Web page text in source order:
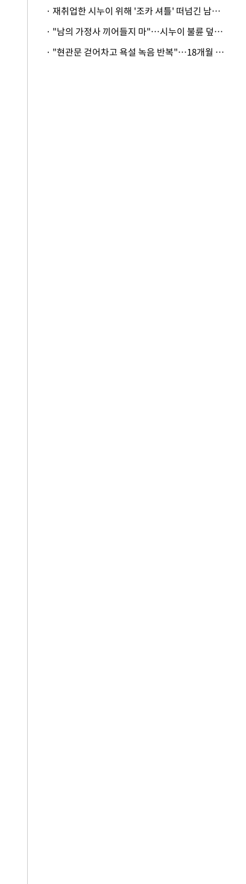
· 재취업한 시누이 위해 '조카 셔틀' 떠넘긴 남편…아내 "난 못한다"
· "남의 가정사 끼어들지 마"…시누이 불륜 덮으려는 남편에 억울한 아내
· "현관문 걷어차고 욕설 녹음 반복"…18개월 아기 키우는 집 뒤흔든 '앞집의 비극'